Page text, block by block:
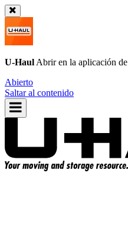
U-Haul Abrir en la aplicación de
Abierto
Saltar al contenido